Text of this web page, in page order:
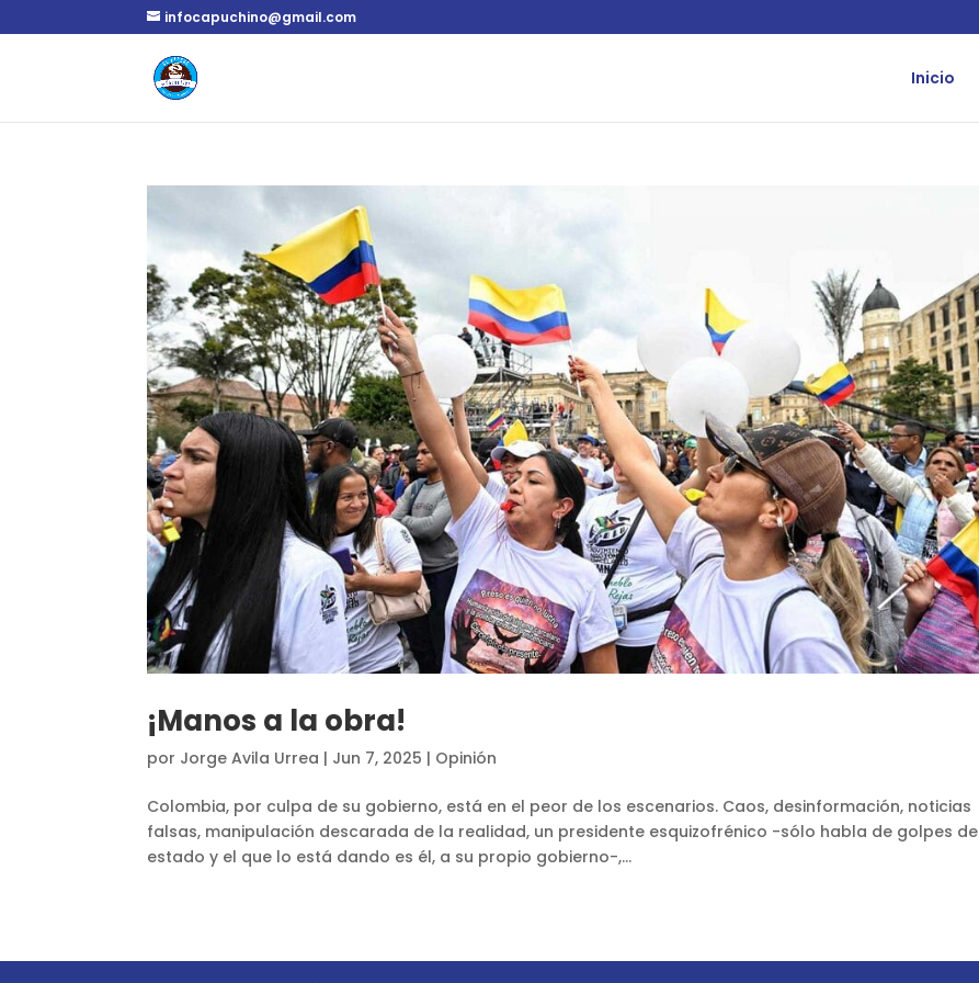
infocapuchino@gmail.com
Inicio
¡Manos a la obra!
por Jorge Avila Urrea | Jun 7, 2025 | Opinión
Colombia, por culpa de su gobierno, está en el peor de los escenarios. Caos, desinformación, noticias
falsas, manipulación descarada de la realidad, un presidente esquizofrénico -sólo habla de golpes de
estado y el que lo está dando es él, a su propio gobierno-,...